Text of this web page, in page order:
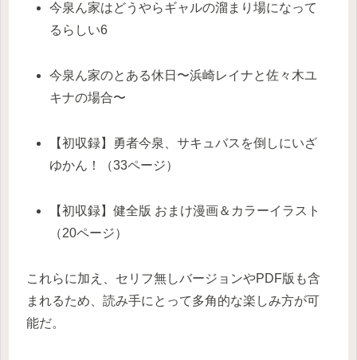
今泉ん家はどうやらギャルの溜まり場になって
るらしい6
今泉ん家のとある休日〜浜崎レイナと佐々木ユ
キナの場合〜
【初収録】勇者今泉、サキュバスを倒しにいざ
ゆかん！（33ページ）
【初収録】健全版 おまけ漫画＆カラーイラスト
（20ページ）
これらに加え、セリフ無しバージョンやPDF版も含
まれるため、読み手にとって多角的な楽しみ方が可
能だ。